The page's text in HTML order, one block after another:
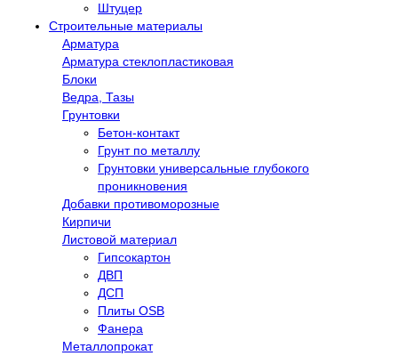
Штуцер
Строительные материалы
Арматура
Арматура стеклопластиковая
Блоки
Ведра, Тазы
Грунтовки
Бетон-контакт
Грунт по металлу
Грунтовки универсальные глубокого
проникновения
Добавки противоморозные
Кирпичи
Листовой материал
Гипсокартон
ДВП
ДСП
Плиты OSB
Фанера
Металлопрокат